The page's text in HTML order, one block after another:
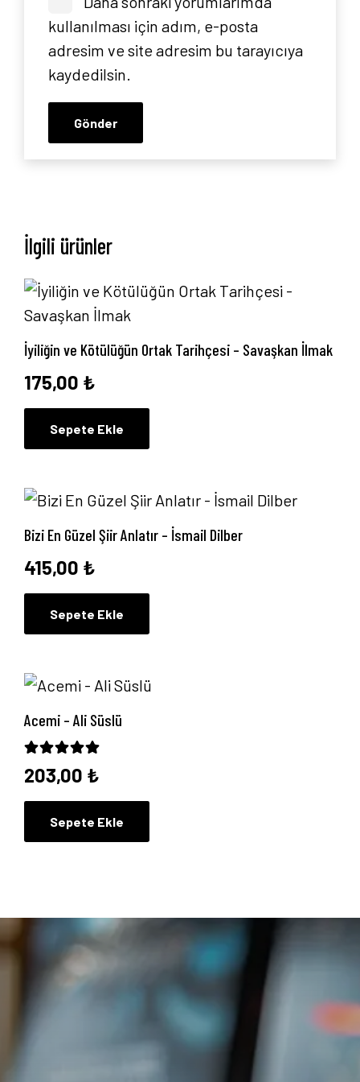
Yayın Paketlerimiz
Yayınlarımız
İletişim
kullanılması için adım, e-posta
adresim ve site adresim bu tarayıcıya
kaydedilsin.
İlgili ürünler
İyiliğin ve Kötülüğün Ortak Tarihçesi – Savaşkan İlmak
175,00 ₺
Sepete Ekle
Bizi En Güzel Şiir Anlatır – İsmail Dilber
415,00 ₺
Sepete Ekle
Acemi – Ali Süslü
203,00 ₺
Sepete Ekle